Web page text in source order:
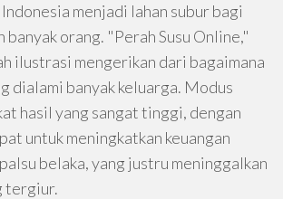
menjadi lahan subur bagi
orang. "Perah Susu Online,"
ilustrasi mengerikan dari bagaimana
dialami banyak keluarga. Modus
hasil yang sangat tinggi, dengan
untuk meningkatkan keuangan
belaka, yang justru meninggalkan
tergiur.